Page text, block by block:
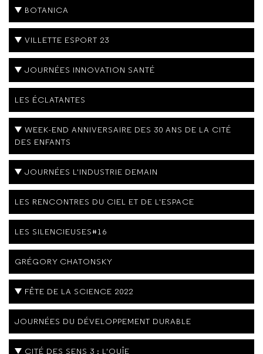
BOTANICA
VILLETTE ESPORT 23
JOURNÉES INNOVATION SANTÉ
LES ÉCLATANTES
WEEK-END ANNIVERSAIRE DES 30 ANS DE LA CITÉ
DES ENFANTS
JOURNÉES L'INDUSTRIE DEMAIN
LES RENCONTRES DU CIEL ET DE L'ESPACE
LES SILENCIEUSES#16
GRÉGORY CHATONSKY
FÊTE DE LA SCIENCE 2022
JOURNÉES DU DÉVELOPPEMENT DURABLE
CITÉ DES SENS 3 : L'OUÎE